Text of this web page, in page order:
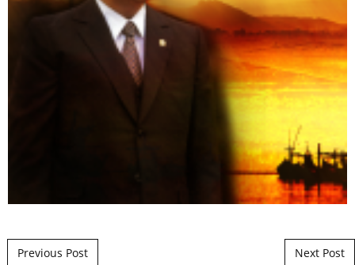
Post navigation
Previous Post Next Post